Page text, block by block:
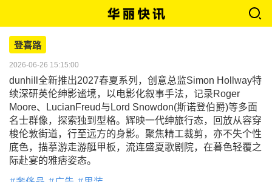
登喜路
2026-06-26 15:15:00
dunhill全新推出2027春夏系列，创意总监Simon Hollway特
续深研英伦绅影谧境，以电影化叙事手法，记录Roger
Moore、LucianFreud与Lord Snowdon(斯诺登伯爵)等多面
名士群像，探索独到型格。辉映一代绅旅行态，回放从容穿
梭伦敦街道，行至远方的身影。聚焦精工裁剪，亦不失个性
底色，描摹游走游艇甲板，流连盛夏歌剧院，在暮色轻覆之
际赴宴的雅痞姿态。